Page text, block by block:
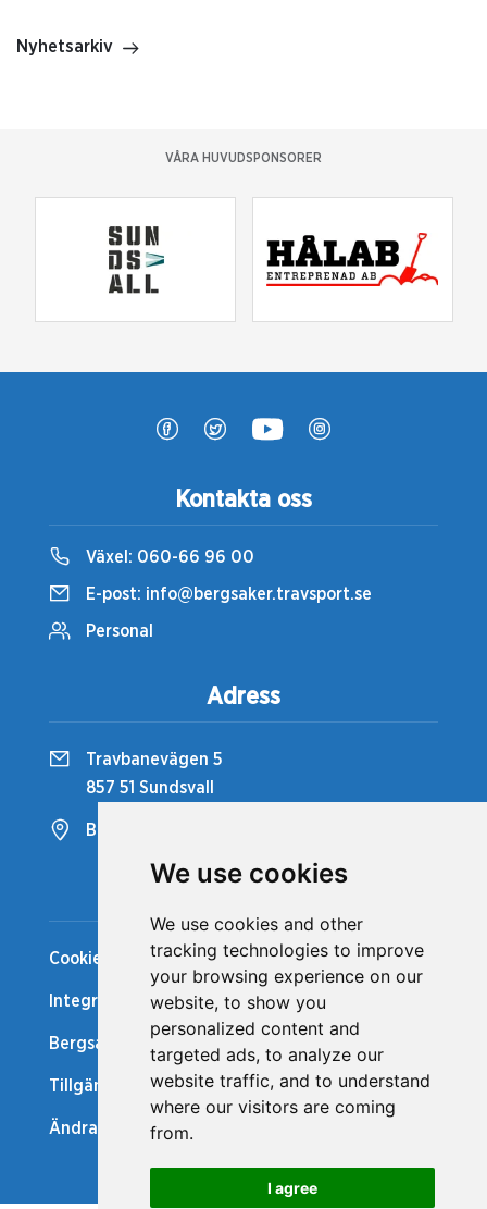
We use cookies
We use cookies and other
tracking technologies to improve
your browsing experience on our
website, to show you
personalized content and
targeted ads, to analyze our
website traffic, and to understand
where our visitors are coming
from.
I agree
Nyhetsarkiv
VÅRA HUVUDSPONSORER
Cookiepolicy
Integritetspolicy
Bergsåker Nytt
Tillgänglighetsredogörelse
Ändra cookie-inställningar
Kontakta oss
Växel: 060-66 96 00
E-post: info@bergsaker.travsport.se
Personal
Adress
Travbanevägen 5
857 51 Sundsvall
Bergsåkers Travbana